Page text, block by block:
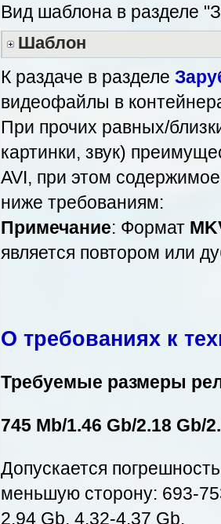
Вид шаблона в разделе
Шаблон
К раздаче в разделе
видеофайлы в
При прочих равных/
картинки, звук)
AVI, при этом
ниже требованиям:
Примечание: Формат
является повтором или
О требованиях к
Требуемые размеры
745 Mb/1.46 Gb/2.18 Gb/
Допускается
меньшую сторону: 693-
2.94 Gb, 4.32-4.37 Gb.